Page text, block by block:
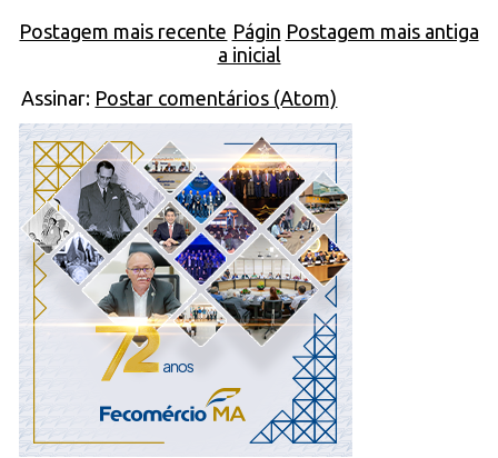
Postagem mais recente Postagem mais antiga
Págin
a inicial
Assinar: Postar comentários (Atom)